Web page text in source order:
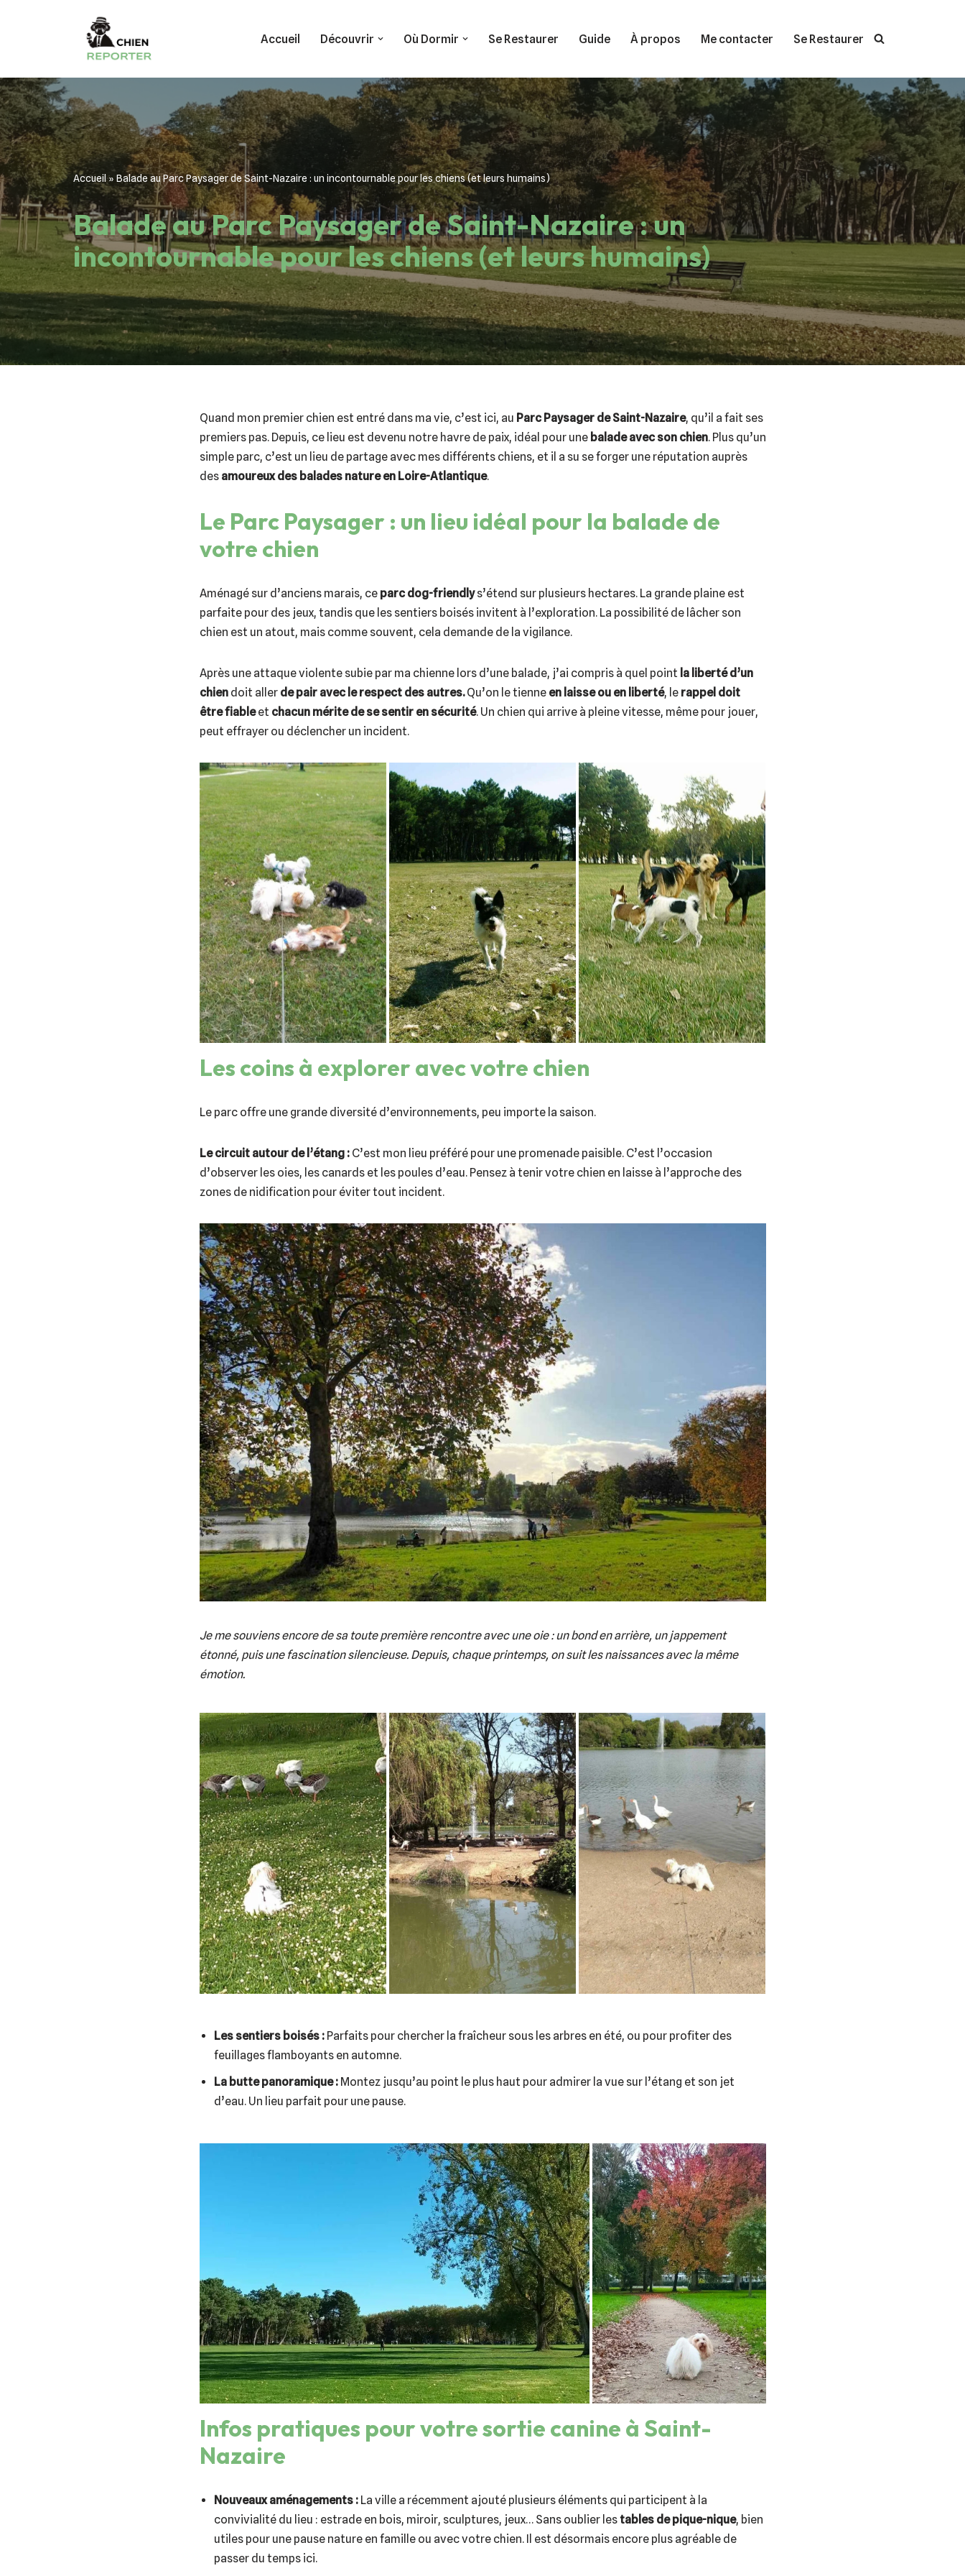
contenu
Accueil Découvrir Où Dormir Se Restaurer Guide À propos Me contacter Se Restaurer
Accueil» Balade au Parc Paysager de Saint-Nazaire : un incontournable pour les chiens (et leurs humains)
Balade au Parc Paysager de Saint-Nazaire : un
incontournable pour les chiens (et leurs humains)
Quand mon premier chien est entré dans ma vie, c’est ici, au Parc Paysager de Saint-Nazaire, qu’il a fait ses
premiers pas. Depuis, ce lieu est devenu notre havre de paix, idéal pour une balade avec son chien. Plus qu’un
simple parc, c’est un lieu de partage avec mes différents chiens, et il a su se forger une réputation auprès
des amoureux des balades nature en Loire-Atlantique.
Le Parc Paysager : un lieu idéal pour la balade de
votre chien
Aménagé sur d’anciens marais, ce parc dog-friendlys’étend sur plusieurs hectares. La grande plaine est
parfaite pour des jeux, tandis que les sentiers boisés invitent à l’exploration. La possibilité de lâcher son
chien est un atout, mais comme souvent, cela demande de la vigilance.
Après une attaque violente subie par ma chienne lors d’une balade, j’ai compris à quel point la liberté d’un
chiendoit aller de pair avec le respect des autres.Qu’on le tienne en laisse ou en liberté, le rappel doit
êtrefiableet chacun mérite de se sentir en sécurité. Un chien qui arrive à pleine vitesse, même pour jouer,
peut effrayer ou déclencher un incident.
Les coins à explorer avec votre chien
Le parc offre une grande diversité d’environnements, peu importe la saison.
Le circuit autour de l’étang :C’est mon lieu préféré pour une promenade paisible. C’est l’occasion
d’observer les oies, les canards et les poules d’eau. Pensez à tenir votre chien en laisse à l’approche des
zones de nidification pour éviter tout incident.
Je me souviens encore de sa toute première rencontre avec une oie : un bond en arrière, un jappement
étonné, puis une fascination silencieuse. Depuis, chaque printemps, on suit les naissances avec la même
émotion.
Les sentiers boisés :Parfaits pour chercher la fraîcheur sous les arbres en été, ou pour profiter des
feuillages flamboyants en automne.
La butte panoramique :Montez jusqu’au point le plus haut pour admirer la vue sur l’étang et son jet
d’eau. Un lieu parfait pour une pause.
Infos pratiques pour votre sortie canine à Saint-
Nazaire
Nouveaux aménagements :La ville a récemment ajouté plusieurs éléments qui participent à la
convivialité du lieu : estrade en bois, miroir, sculptures, jeux… Sans oublier lestables de pique-nique, bien
utiles pour une pause nature en famille ou avec votre chien. Il est désormais encore plus agréable de
passer du temps ici.